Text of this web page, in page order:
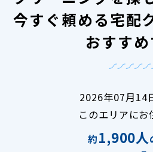
今すぐ頼める宅配
おすす
2026年07月14
このエリアにお
約1,900人